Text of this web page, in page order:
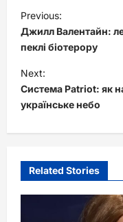
P
o
s
t
n
a
v
g
a
Previous:
Джилл Валентайн:
пеклі біотерору
Next:
Система Patriot: як
українське небо
Related Stories